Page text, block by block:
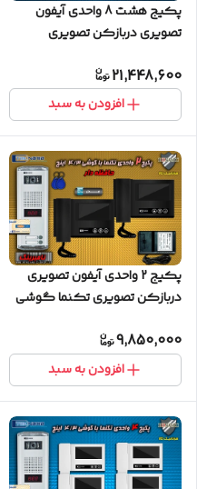
پکیج هشت 8 واحدی آیفون
تصویری دربازکن تصویری
46-TK
21,448,600
افزودن به سبد
پکیج 2 واحدی آیفون تصویری
دربازکن تصویری تکنما گوشی
دار پنل کارتی ستونی
9,850,000
افزودن به سبد